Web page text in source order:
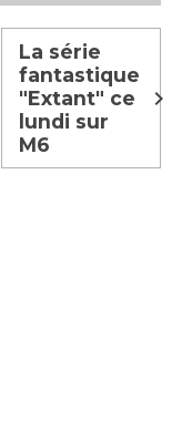
La série
fantastique
"Extant" ce
lundi sur
M6